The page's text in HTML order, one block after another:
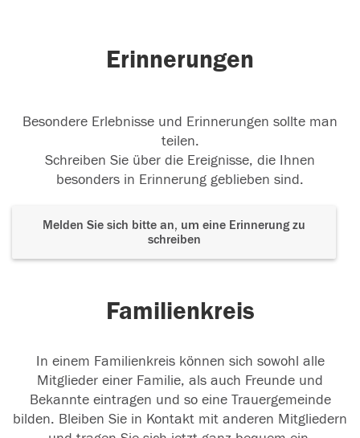
Erinnerungen
Besondere Erlebnisse und Erinnerungen sollte man
teilen.
Schreiben Sie über die Ereignisse, die Ihnen
besonders in Erinnerung geblieben sind.
Melden Sie sich bitte an, um eine Erinnerung zu
schreiben
Familienkreis
In einem Familienkreis können sich sowohl alle
Mitglieder einer Familie, als auch Freunde und
Bekannte eintragen und so eine Trauergemeinde
bilden. Bleiben Sie in Kontakt mit anderen Mitgliedern